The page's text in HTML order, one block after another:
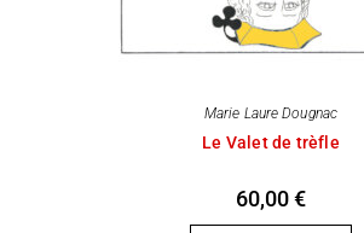
Marie Laure Dougnac
Le Valet de trèfle
60,00€